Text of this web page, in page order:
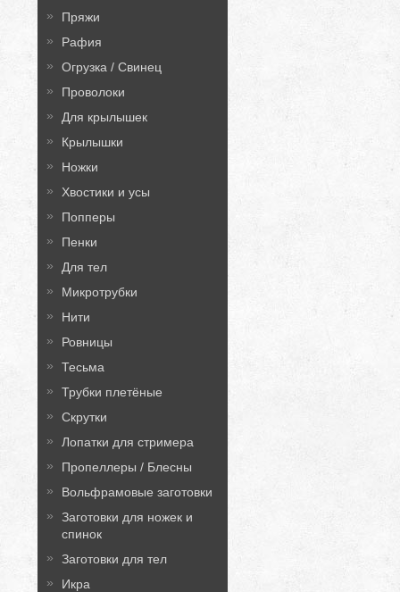
Пряжи
Рафия
Огрузка / Свинец
Проволоки
Для крылышек
Крылышки
Ножки
Хвостики и усы
Попперы
Пенки
Для тел
Микротрубки
Нити
Ровницы
Тесьма
Трубки плетёные
Скрутки
Лопатки для стримера
Пропеллеры / Блесны
Вольфрамовые заготовки
Заготовки для ножек и
спинок
Заготовки для тел
Икра